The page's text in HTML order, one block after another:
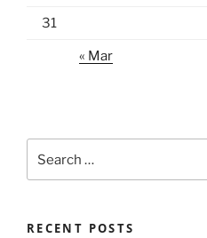
31
« Mar
for:
RECENT POSTS